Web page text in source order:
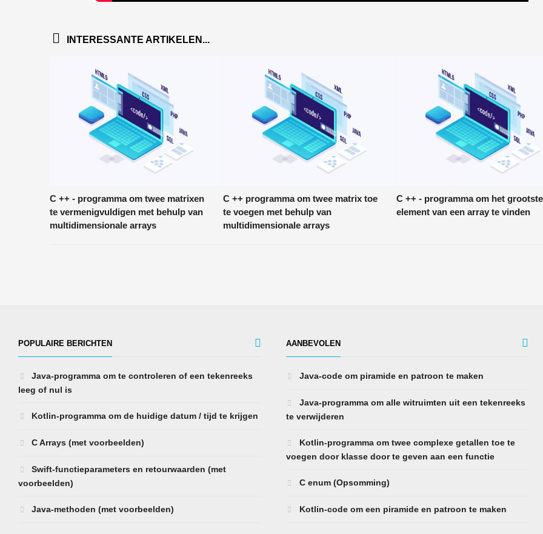
INTERESSANTE ARTIKELEN...
C ++ - programma om twee matrixen
te vermenigvuldigen met behulp van
multidimensionale arrays
C ++ programma om twee matrix toe
te voegen met behulp van
multidimensionale arrays
C ++ - programma om het grootste
element van een array te vinden
POPULAIRE BERICHTEN
Java-programma om te controleren of een tekenreeks
leeg of nul is
Kotlin-programma om de huidige datum / tijd te krijgen
C Arrays (met voorbeelden)
Swift-functieparameters en retourwaarden (met
voorbeelden)
Java-methoden (met voorbeelden)
AANBEVOLEN
Java-code om piramide en patroon te maken
Java-programma om alle witruimten uit een tekenreeks
te verwijderen
Kotlin-programma om twee complexe getallen toe te
voegen door klasse door te geven aan een functie
C enum (Opsomming)
Kotlin-code om een ​​piramide en patroon te maken